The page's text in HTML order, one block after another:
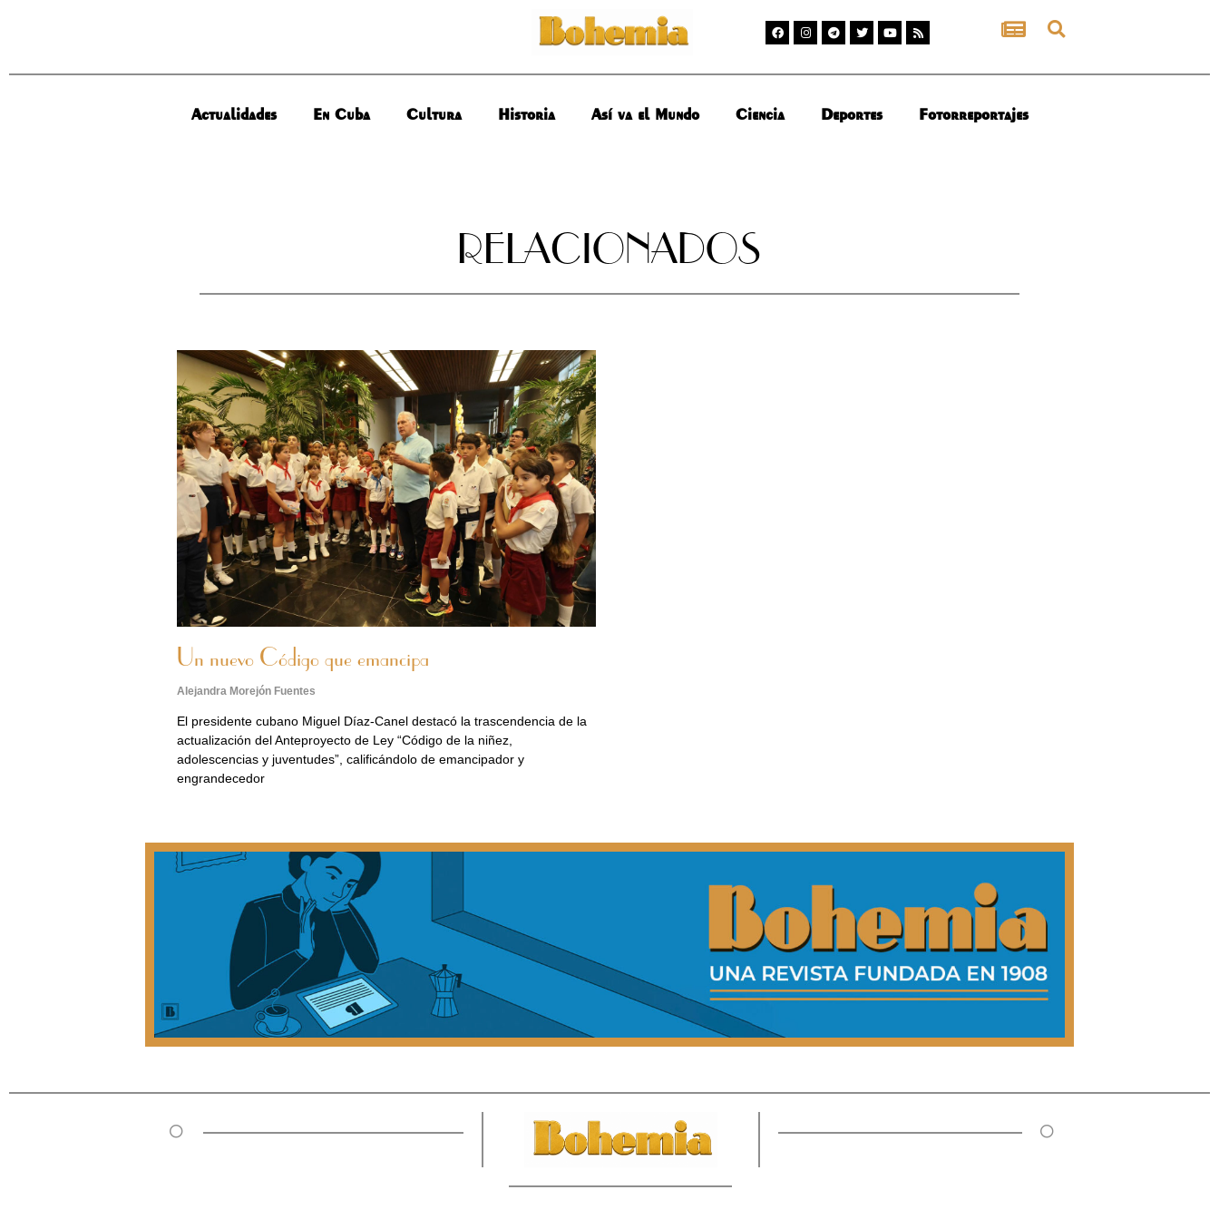
Actualidades En Cuba Cultura Historia Así va el Mundo Ciencia Deportes Fotorreportajes
RELACIONADOS
Un nuevo Código que emancipa
Alejandra Morejón Fuentes
El presidente cubano Miguel Díaz-Canel destacó la trascendencia de la
actualización del Anteproyecto de Ley “Código de la niñez,
adolescencias y juventudes”, calificándolo de emancipador y
engrandecedor